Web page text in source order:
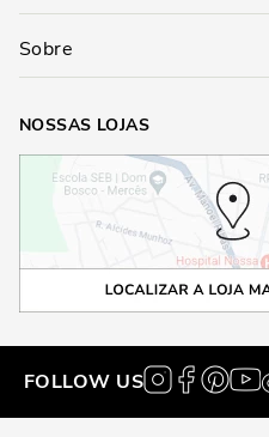
Sobre
NOSSAS LOJAS
FOLLOW US